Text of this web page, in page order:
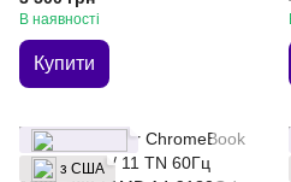
R4 Graphics / Клас A- / БУ
В наявності
Купити
з США